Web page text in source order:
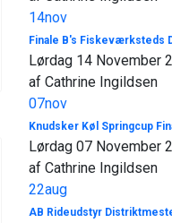
14nov
Finale B's Fiskeværksteds
Lørdag 14 November
af Cathrine Ingildsen
07nov
Knudsker Køl Springcup
Lørdag 07 November
af Cathrine Ingildsen
22aug
AB Rideudstyr